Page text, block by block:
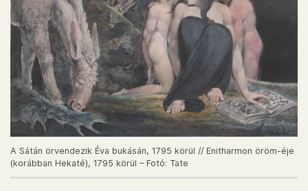
A Sátán örvendezik Éva bukásán, 1795 körül // Enitharmon öröm-éje
(korábban Hekaté), 1795 körül – Fotó: Tate